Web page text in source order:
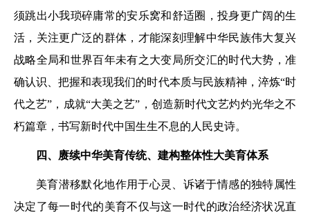
须跳出小我琐碎庸常的安乐窝和舒适圈，投身更广阔的生
活，关注更广泛的群体，才能深刻理解中华民族伟大复兴
战略全局和世界百年未有之大变局所交汇的时代大势，准
确认识、把握和表现我们的时代本质与民族精神，淬炼“时
代之艺”，成就“大美之艺”，创造新时代文艺灼灼光华之不
朽篇章，书写新时代中国生生不息的人民史诗。
四、 赓续中华美育传统、 建构整体性大美育体系
美育潜移默化地作用于心灵、诉诸于情感的独特属性
决定了每一时代的美育不仅与这一时代的政治经济状况直